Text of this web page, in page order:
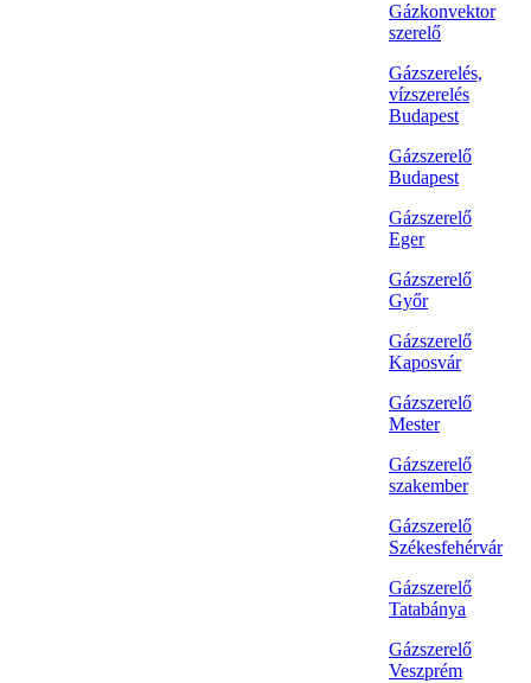
Gázkonvektor
szerelő
Gázszerelés,
vízszerelés
Budapest
Gázszerelő
Budapest
Gázszerelő
Eger
Gázszerelő
Győr
Gázszerelő
Kaposvár
Gázszerelő
Mester
Gázszerelő
szakember
Gázszerelő
Székesfehérvár
Gázszerelő
Tatabánya
Gázszerelő
Veszprém